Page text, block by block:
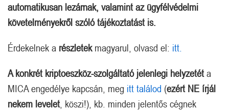
automatikusan lezárnak, valamint az ügyfélvédelmi
követelményekről szóló tájékoztatást is.
Érdekelnek a részletekmagyarul, olvasd el: itt.
A konkrét kriptoeszköz-szolgáltató jelenlegi helyzetét a
MICA engedélye kapcsán, meg itt találod (ezért NE írjál
nekem levelet , köszi!), kb. minden jelentős cégnek